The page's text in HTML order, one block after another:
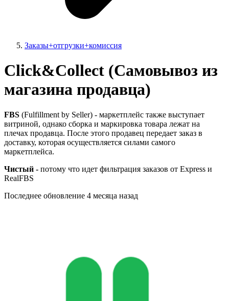
Заказы+отгрузки+комиссия
Click&Collect (Самовывоз из
магазина продавца)
FBS (Fulfillment by Seller) - маркетплейс также выступает
витриной, однако сборка и маркировка товара лежат на
плечах продавца. После этого продавец передает заказ в
доставку, которая осуществляется силами самого
маркетплейса.
Чистый - потому что идет фильтрация заказов от Express и
RealFBS
Последнее обновление 4 месяца назад